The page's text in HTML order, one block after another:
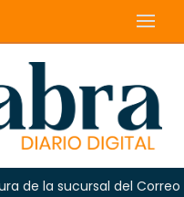
sucursal del Correo